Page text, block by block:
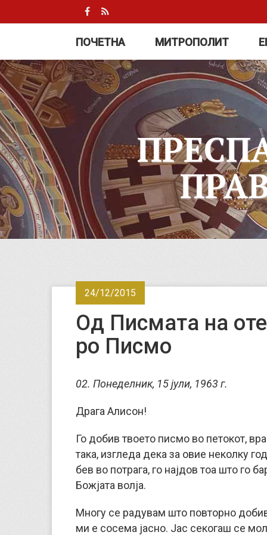
ПОЧЕТНА МИТРОПОЛИТ
24/12/2015
Од Писмата на
ро Писмо
02. Понеделник, 15 јули, 1963 г.
Драга Алисон!
Го добив твоето писмо во петокот,
така, изгледа дека за овие неколку
бев во потрага, го најдов тоа што го
Божјата волја.
Многу се радувам што повторно
ми е сосема јасно. Јас секогаш се